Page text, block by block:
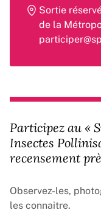
Sortie
de la
Participez au «
Insectes
recensement
Observez-les,
les connaitre.